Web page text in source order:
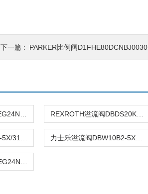
下一篇 : PARKER比例阀D1FHE80DCNBJ0030